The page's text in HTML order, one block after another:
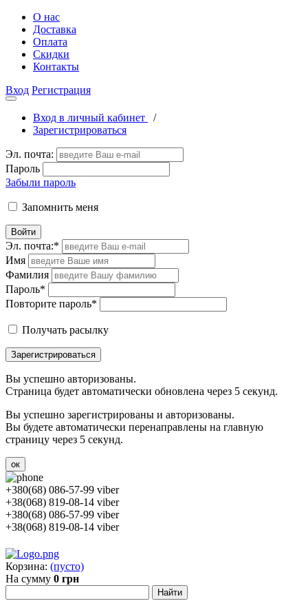
О нас
Доставка
Оплата
Скидки
Контакты
Вход Регистрация
Вход в личный кабинет
/
Зарегистрироваться
Эл. почта:
Пароль
Забыли пароль
Запомнить меня
Войти
Эл. почта:*
Имя
Фамилия
Пароль*
Повторите пароль*
Получать расылку
Зарегистрироваться
Вы успешно авторизованы.
Страница будет автоматически обновлена через 5 секунд.
Вы успешно зарегистрированы и авторизованы.
Вы будете автоматически перенаправлены на главную
страницу через 5 секунд.
ок
+380(68) 086-57-99 viber
+38(068) 819-08-14 viber
+380(68) 086-57-99 viber
+38(068) 819-08-14 viber
Корзина: (пусто)
На сумму 0 грн